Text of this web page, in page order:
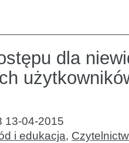
dla
13-04-2015
i edukacja,